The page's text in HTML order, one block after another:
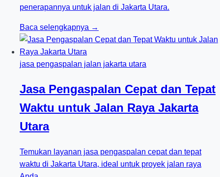
penerapannya untuk jalan di Jakarta Utara.
Baca selengkapnya →
jasa pengaspalan jalan jakarta utara
Jasa Pengaspalan Cepat dan Tepat
Waktu untuk Jalan Raya Jakarta
Utara
Temukan layanan jasa pengaspalan cepat dan tepat
waktu di Jakarta Utara, ideal untuk proyek jalan raya